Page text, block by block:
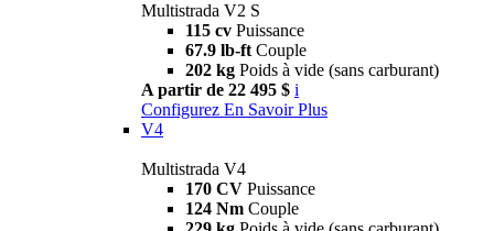
Multistrada V2 S
115 cv Puissance
67.9 lb-ft Couple
202 kg Poids à vide (sans carburant)
A partir de 22 495 $ i
Configurez En Savoir Plus
V4
Multistrada V4
170 CV Puissance
124 Nm Couple